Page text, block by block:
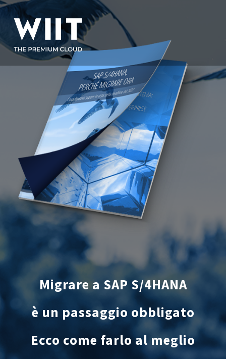
Migrare a SAP S/4HANA
è un passaggio obbligato
Ecco come farlo al meglio